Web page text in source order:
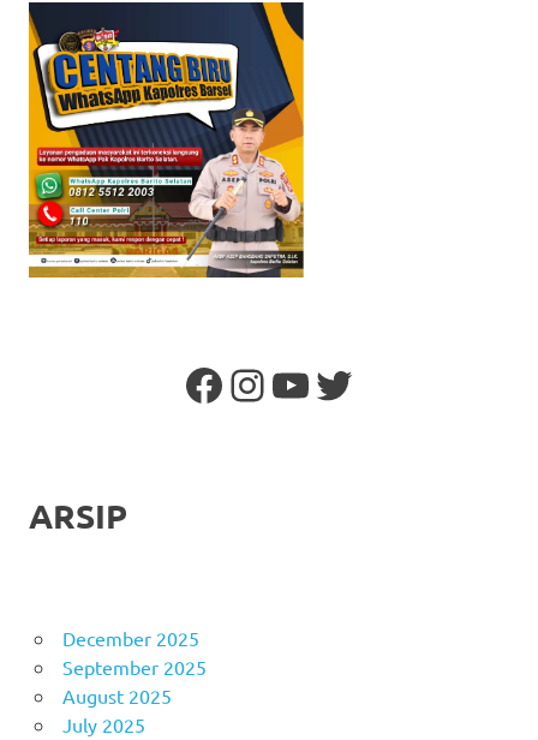
Facebook
Instagram
YouTube
Twitter
ARSIP
December 2025
September 2025
August 2025
July 2025